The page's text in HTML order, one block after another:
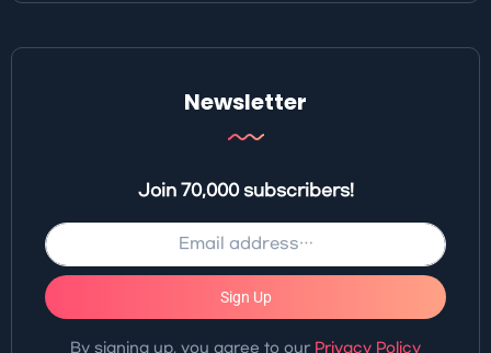
Newsletter
Join 70,000 subscribers!
Sign Up
By signing up, you agree to our Privacy Policy